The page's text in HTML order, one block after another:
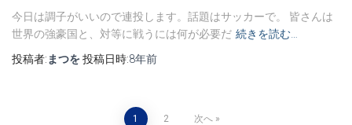
今日は調子がいいので連投します。話題はサッカーで。 皆さんは
世界の強豪国と、対等に戦うには何が必要だ 続きを読む…
投稿者: まつを投稿日時:8年前
1 2 次へ